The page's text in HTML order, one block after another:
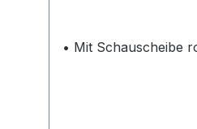
• Mit Schauscheibe